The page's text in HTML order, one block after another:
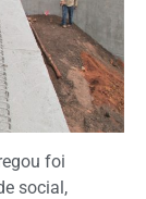
foi
social,